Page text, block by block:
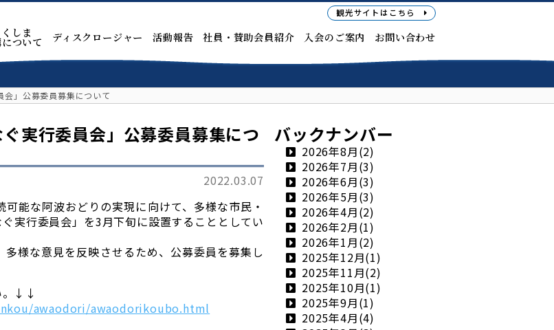
観光サイト はこちら
しま
ついて ディスクロージャー 活動報告 社員・賛助会員紹介 入会のご案内 お問い合わせ
会」公募委員募集について
実行委員会」公募委員募集につ
2022.03.07
能な阿波おどりの実現に向けて、多様な市民・
実行委員会」を3月下旬に設置することとしてい
様な意見を反映させるため、公募委員を募集し
。↓↓
awaodori/awaodorikoubo.html
バックナンバー
2026年8月(2)
2026年7月(3)
2026年6月(3)
2026年5月(3)
2026年4月(2)
2026年2月(1)
2026年1月(2)
2025年12月(1)
2025年11月(2)
2025年10月(1)
2025年9月(1)
2025年4月(4)